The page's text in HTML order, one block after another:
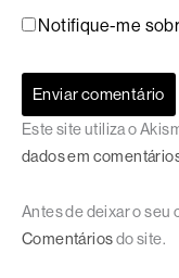
Notifique-me
Este site utiliza o
dados em
Antes de deixar o seu
Comentáriosdo site.